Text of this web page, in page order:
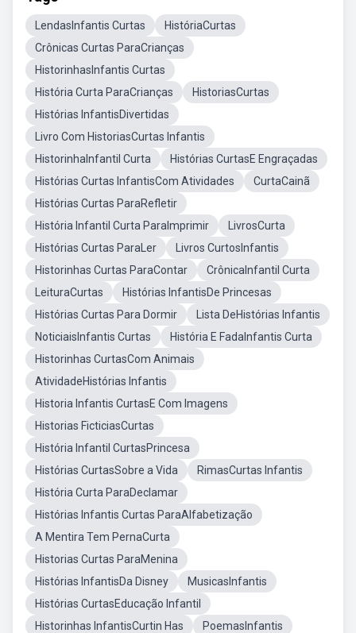
LendasInfantis Curtas
HistóriaCurtas
Crônicas Curtas ParaCrianças
HistorinhasInfantis Curtas
História Curta ParaCrianças
HistoriasCurtas
Histórias InfantisDivertidas
Livro Com HistoriasCurtas Infantis
HistorinhaInfantil Curta
Histórias CurtasE Engraçadas
Histórias Curtas InfantisCom Atividades
CurtaCainã
Histórias Curtas ParaRefletir
História Infantil Curta ParaImprimir
LivrosCurta
Histórias Curtas ParaLer
Livros CurtosInfantis
Historinhas Curtas ParaContar
CrônicaInfantil Curta
LeituraCurtas
Histórias InfantisDe Princesas
Histórias Curtas Para Dormir
Lista DeHistórias Infantis
NoticiaisInfantis Curtas
História E FadaInfantis Curta
Historinhas CurtasCom Animais
AtividadeHistórias Infantis
Historia Infantis CurtasE Com Imagens
Historias FicticiasCurtas
História Infantil CurtasPrincesa
Histórias CurtasSobre a Vida
RimasCurtas Infantis
História Curta ParaDeclamar
Histórias Infantis Curtas ParaAlfabetização
A Mentira Tem PernaCurta
Historias Curtas ParaMenina
Histórias InfantisDa Disney
MusicasInfantis
Histórias CurtasEducação Infantil
Historinhas InfantisCurtin Has
PoemasInfantis